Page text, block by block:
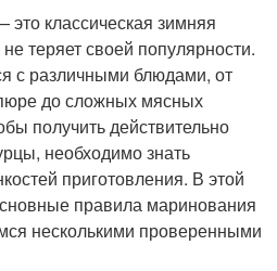
классическая зимняя
не теряет своей популярности.
с различными блюдами, от
до сложных мясных
получить действительно
необходимо знать
приготовления. В этой
правила маринования
несколькими проверенными